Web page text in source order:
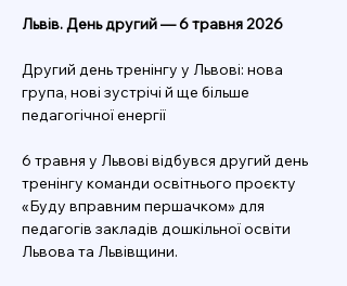
Львів. День другий — 6 травня 2026
Другий день тренінгу у Львові: нова
група, нові зустрічі й ще більше
педагогічної енергії
6 травня у Львові відбувся другий день
тренінгу команди освітнього проєкту
«Буду вправним першачком» для
педагогів закладів дошкільної освіти
Львова та Львівщини.